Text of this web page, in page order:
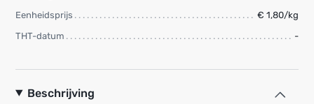
Eenheidsprijs
€ 1,80/kg
THT-datum
-
Beschrijving